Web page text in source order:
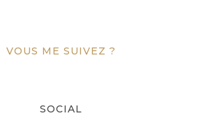
VOUS ME SUIVEZ ?
SOCIAL